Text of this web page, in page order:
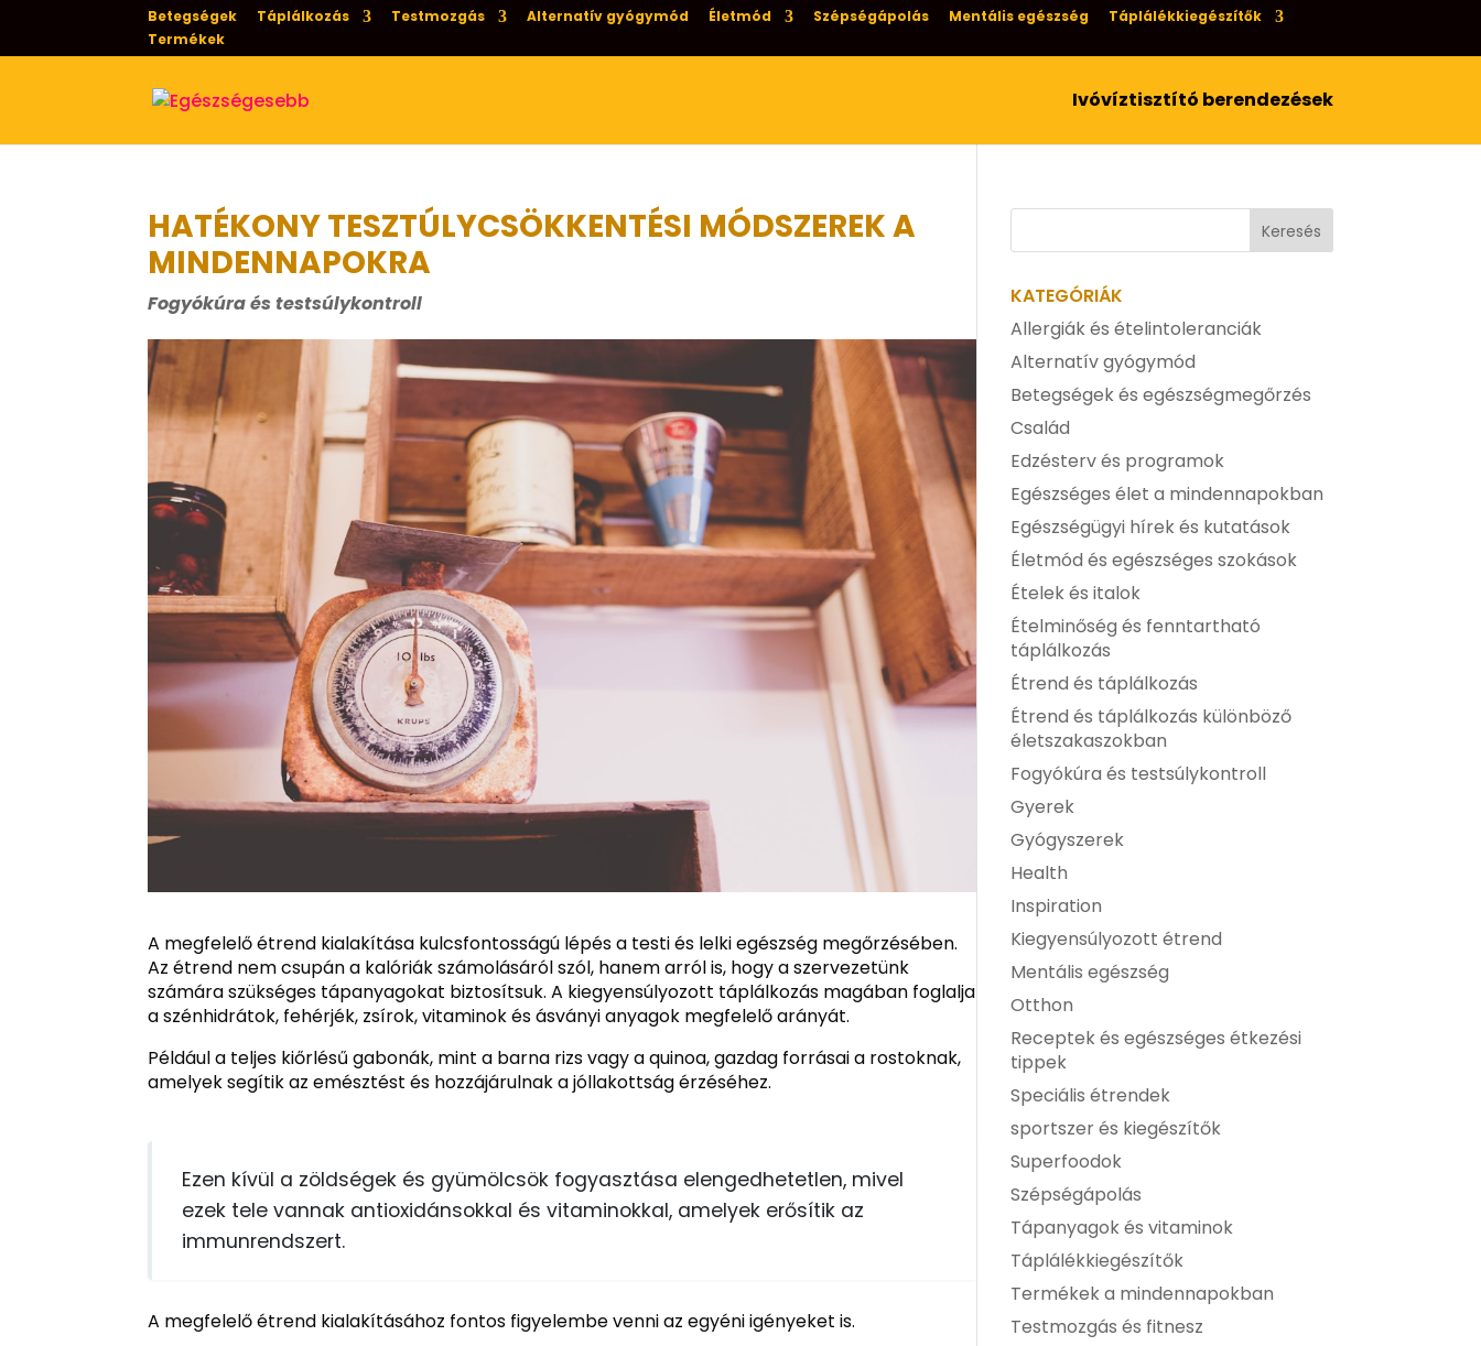
Betegségek Táplálkozás Testmozgás Alternatív gyógymód Életmód Szépségápolás Mentális egészség
Táplálékkiegészítők
Termékek
Ivóvíztisztító berendezések
HATÉKONY TESZTÚLYCSÖKKENTÉSI MÓDSZEREK A
MINDENNAPOKRA
Fogyókúra és testsúlykontroll
A megfelelő étrend kialakítása kulcsfontosságú lépés a testi és lelki egészség megőrzésében.
Az étrend nem csupán a kalóriák számolásáról szól, hanem arról is, hogy a szervezetünk
számára szükséges tápanyagokat biztosítsuk. A kiegyensúlyozott táplálkozás magában foglalja
a szénhidrátok, fehérjék, zsírok, vitaminok és ásványi anyagok megfelelő arányát.
Például a teljes kiőrlésű gabonák, mint a barna rizs vagy a quinoa, gazdag forrásai a rostoknak,
amelyek segítik az emésztést és hozzájárulnak a jóllakottság érzéséhez.
Ezen kívül a zöldségek és gyümölcsök fogyasztása elengedhetetlen, mivel
ezek tele vannak antioxidánsokkal és vitaminokkal, amelyek erősítik az
immunrendszert.
A megfelelő étrend kialakításához fontos figyelembe venni az egyéni igényeket is.
KATEGÓRIÁK
Allergiák és ételintoleranciák
Alternatív gyógymód
Betegségek és egészségmegőrzés
Család
Edzésterv és programok
Egészséges élet a mindennapokban
Egészségügyi hírek és kutatások
Életmód és egészséges szokások
Ételek és italok
Ételminőség és fenntartható
táplálkozás
Étrend és táplálkozás
Étrend és táplálkozás különböző
életszakaszokban
Fogyókúra és testsúlykontroll
Gyerek
Gyógyszerek
Health
Inspiration
Kiegyensúlyozott étrend
Mentális egészség
Otthon
Receptek és egészséges étkezési
tippek
Speciális étrendek
sportszer és kiegészítők
Superfoodok
Szépségápolás
Tápanyagok és vitaminok
Táplálékkiegészítők
Termékek a mindennapokban
Testmozgás és fitnesz